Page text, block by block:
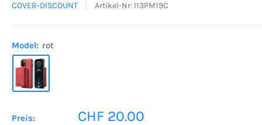
COVER-DISCOUNT Artikel-Nr: I13PM19C
Model: rot
Preis: Sonderpreis
CHF 20.00